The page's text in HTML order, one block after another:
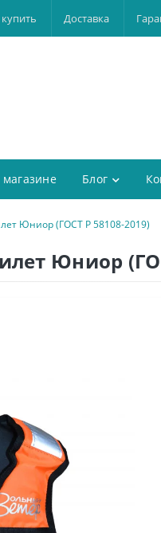
Доставка
Блог
Юниор (ГОСТ Р 58108-2019)
Юниор